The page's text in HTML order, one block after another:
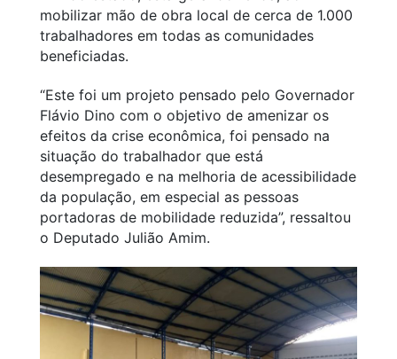
mobilizar mão de obra local de cerca de 1.000
trabalhadores em todas as comunidades
beneficiadas.
“Este foi um projeto pensado pelo Governador
Flávio Dino com o objetivo de amenizar os
efeitos da crise econômica, foi pensado na
situação do trabalhador que está
desempregado e na melhoria de acessibilidade
da população, em especial as pessoas
portadoras de mobilidade reduzida”, ressaltou
o Deputado Julião Amim.